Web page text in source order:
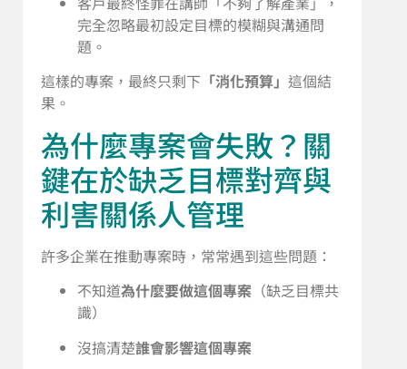
完全忽略最初設定目標的模糊與溝通問
題。
這樣的專案，最終只剩下 「消化預算」 這個結
果。
為什麼專案會失敗？關
鍵在於缺乏目標對齊與
利害關係人管理
許多企業在推動專案時，常常遇到這些問題：
不知道為什麼要做這個專案 （缺乏目標共
識）
沒搞清楚誰會影響這個專案